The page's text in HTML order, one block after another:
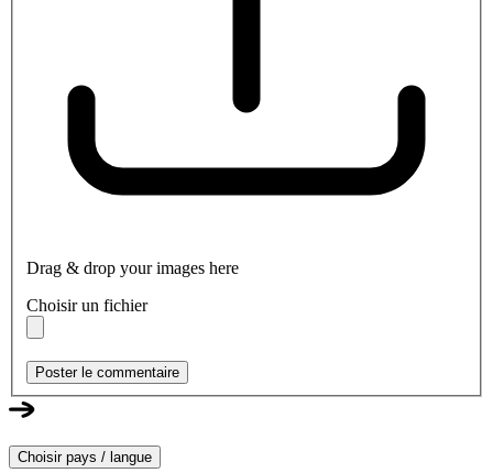
Drag & drop your images here
Choisir un fichier
Poster le commentaire
Choisir pays / langue